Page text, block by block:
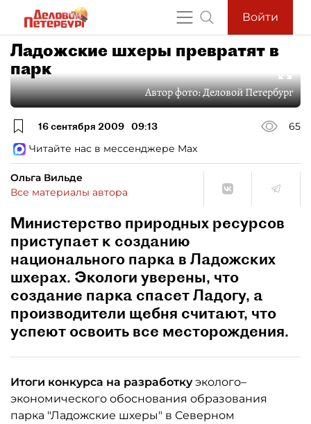
Войти
Ладожские шхеры превратят в
парк
Автор фото:Деловой Петербург
16 сентября 2009 09:13
65
Читайте нас в мессенджере Max
Ольга Вильде
Все материалы автора
Министерство природных ресурсов
приступает к созданию
национального парка в Ладожских
шхерах. Экологи уверены, что
создание парка спасет Ладогу, а
производители щебня считают, что
успеют освоить все месторождения.
Итоги конкурса на разработкуэколого–
экономического обоснования образования
парка "Ладожские шхеры" в Северном